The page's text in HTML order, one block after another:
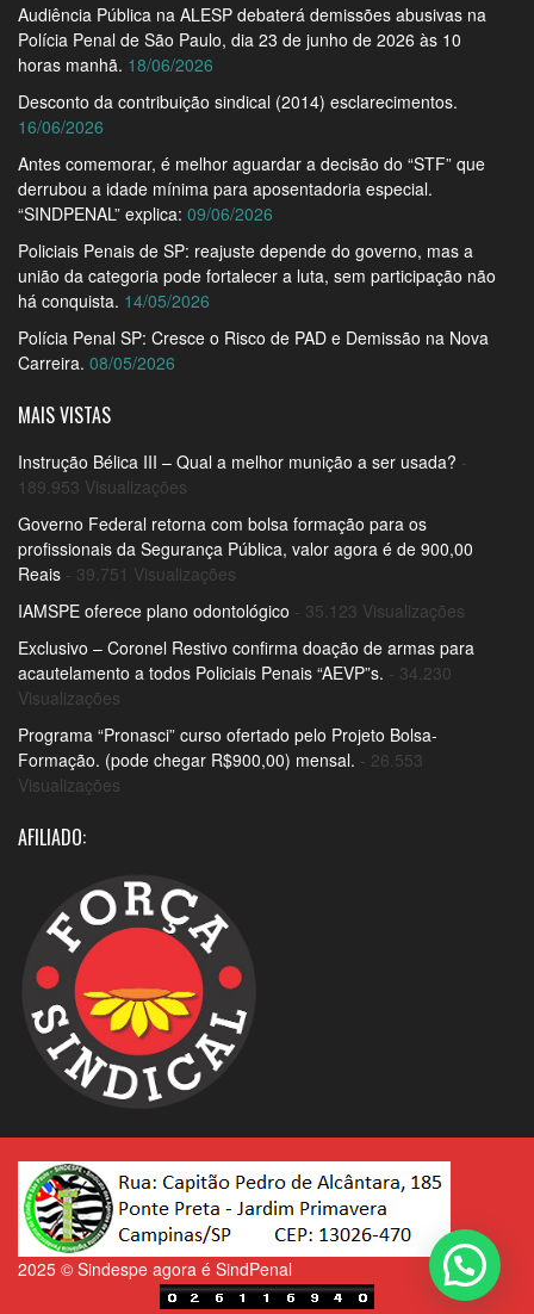
Audiência Pública na ALESP debaterá demissões abusivas na
Polícia Penal de São Paulo, dia 23 de junho de 2026 às 10
horas manhã. 18/06/2026
Desconto da contribuição sindical (2014) esclarecimentos.
16/06/2026
Antes comemorar, é melhor aguardar a decisão do “STF” que
derrubou a idade mínima para aposentadoria especial.
“SINDPENAL” explica: 09/06/2026
Policiais Penais de SP: reajuste depende do governo, mas a
união da categoria pode fortalecer a luta, sem participação não
há conquista. 14/05/2026
Polícia Penal SP: Cresce o Risco de PAD e Demissão na Nova
Carreira. 08/05/2026
MAIS VISTAS
Instrução Bélica III – Qual a melhor munição a ser usada? -
189.953 Visualizações
Governo Federal retorna com bolsa formação para os
profissionais da Segurança Pública, valor agora é de 900,00
Reais - 39.751 Visualizações
IAMSPE oferece plano odontológico - 35.123 Visualizações
Exclusivo – Coronel Restivo confirma doação de armas para
acautelamento a todos Policiais Penais “AEVP”s. - 34.230
Visualizações
Programa “Pronasci” curso ofertado pelo Projeto Bolsa-
Formação. (pode chegar R$900,00) mensal. - 26.553
Visualizações
AFILIADO:
2025 © Sindespe agora é SindPenal